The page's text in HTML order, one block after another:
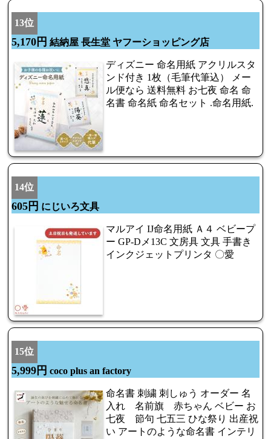
13位
5,170円 結納屋 長生堂 ヤフーショッピング店
ディズニー 命名用紙 アクリルスタ
ンド付き 1枚（毛筆代筆込） メー
ル便なら 送料無料 お七夜 命名 命
名書 命名紙 命名セット .命名用紙.
14位
605円 にじいろ文具
マルアイ IJ命名用紙 Ａ４ ベビープ
ー GP-Dメ13C 文房具 文具 手書き
インクジェットプリンタ 〇愛
15位
5,999円 coco plus an factory
命名書 刺繍 刺しゅう オーダー 名
入れ 名前旗 赤ちゃん ベビー お
七夜 節句 七五三 ひな祭り 出産祝
い アートのような命名書 インテリ